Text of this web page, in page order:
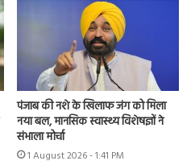
पंजाब की नशे के खिलाफ जंग को मिला
नया बल, मानसिक स्वास्थ्य विशेषज्ञों ने
संभाला मोर्चा
1 August 2026 - 1:41 PM